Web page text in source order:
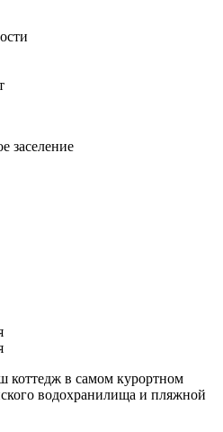
заселение
коттедж в самом курортном
водохранилища и пляжной